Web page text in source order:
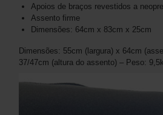
Apoios de braços revestidos a
Assento firme
Dimensões: 64cm x 83cm x 25cm
Dimensões: 55cm (largura) x 64cm
37/47cm (altura do assento) – Peso: